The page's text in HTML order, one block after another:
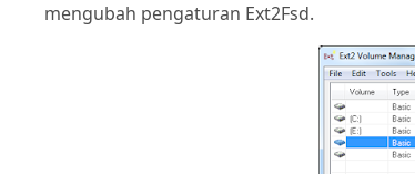
mengubah pengaturan Ext2Fsd.